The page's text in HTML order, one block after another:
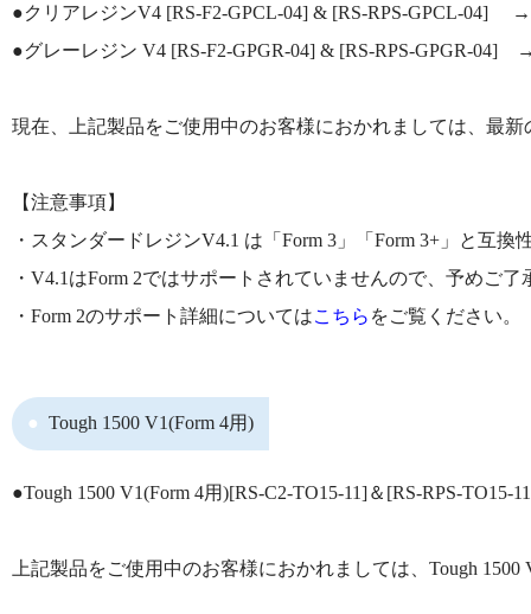
●クリアレジンV4 [RS-F2-GPCL-04] & [RS-RPS-GPCL-04]
●グレーレジン V4 [RS-F2-GPGR-04] & [RS-RPS-GPGR-04]
現在、上記製品をご使用中のお客様におかれましては、最
【注意事項】
・スタンダードレジンV4.1 は「Form 3」「Form 3+」と互換
・V4.1はForm 2ではサポートされていませんので、予めご
・Form 2のサポート詳細についてはこちら をご覧ください。
Tough 1500 V1(Form 4用)
●Tough 1500 V1(Form 4用)[RS-C2-TO15-11]＆[RS-RPS-TO15-
上記製品をご使用中のお客様におかれましては、Tough